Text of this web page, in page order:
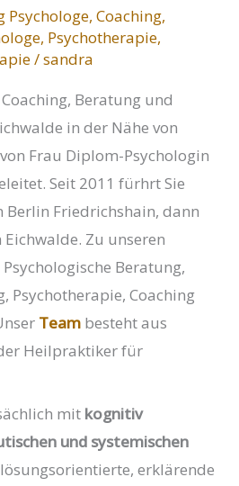
Psychologe,Coaching,
, Psychotherapie,
/sandra
Beratung und
in der Nähe von
Frau Diplom-Psychologin
Seit 2011 fürhrt Sie
Berlin Friedrichshain, dann
Zu unseren
Beratung,
Psychotherapie, Coaching
Team besteht aus
Heilpraktiker für
mit kognitiv
und systemischen
erklärende